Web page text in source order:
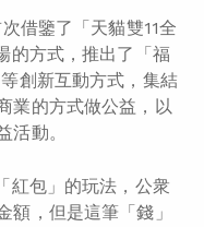
借鑒了「天貓雙11全
的方式，推出了「福
創新互動方式，集結
業的方式做公益，以
活動。
紅包」的玩法，公衆
額，但是這筆「錢」